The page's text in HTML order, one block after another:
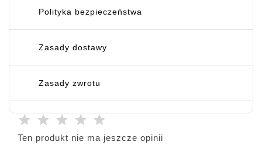
Polityka bezpieczeństwa
Zasady dostawy
Zasady zwrotu
Ten produkt nie ma jeszcze opinii